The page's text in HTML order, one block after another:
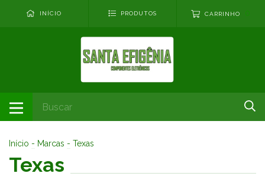
INÍCIO PRODUTOS CARRINHO
Início - Marcas - Texas
Texas